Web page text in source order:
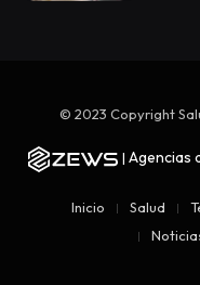
© 2023 Copyright
| Agencias
Inicio Salud